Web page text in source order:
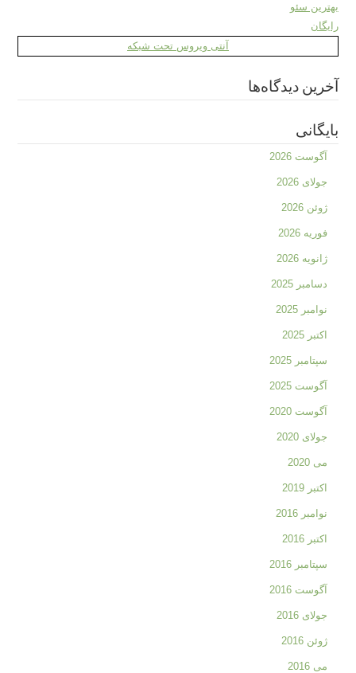
بهترین سئو
رایگان
آنتی ویروس تحت شبکه
آخرین دیدگاه‌ها
بایگانی
آگوست 2026
جولای 2026
ژوئن 2026
فوریه 2026
ژانویه 2026
دسامبر 2025
نوامبر 2025
اکتبر 2025
سپتامبر 2025
آگوست 2025
آگوست 2020
جولای 2020
می 2020
اکتبر 2019
نوامبر 2016
اکتبر 2016
سپتامبر 2016
آگوست 2016
جولای 2016
ژوئن 2016
می 2016